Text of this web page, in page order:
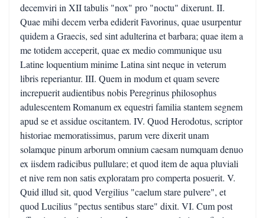
decemviri in XII tabulis "nox" pro "noctu" dixerunt. II.
Quae mihi decem verba ediderit Favorinus, quae usurpentur
quidem a Graecis, sed sint adulterina et barbara; quae item a
me totidem acceperit, quae ex medio communique usu
Latine loquentium minime Latina sint neque in veterum
libris reperiantur. III. Quem in modum et quam severe
increpuerit audientibus nobis Peregrinus philosophus
adulescentem Romanum ex equestri familia stantem segnem
apud se et assidue oscitantem. IV. Quod Herodotus, scriptor
historiae memoratissimus, parum vere dixerit unam
solamque pinum arborum omnium caesam numquam denuo
ex iisdem radicibus pullulare; et quod item de aqua pluviali
et nive rem non satis exploratam pro comperta posuerit. V.
Quid illud sit, quod Vergilius "caelum stare pulvere", et
quod Lucilius "pectus sentibus stare" dixit. VI. Cum post